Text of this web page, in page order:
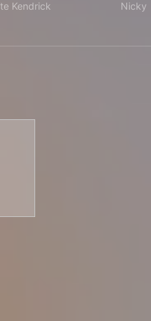
Kendrick
Nicky